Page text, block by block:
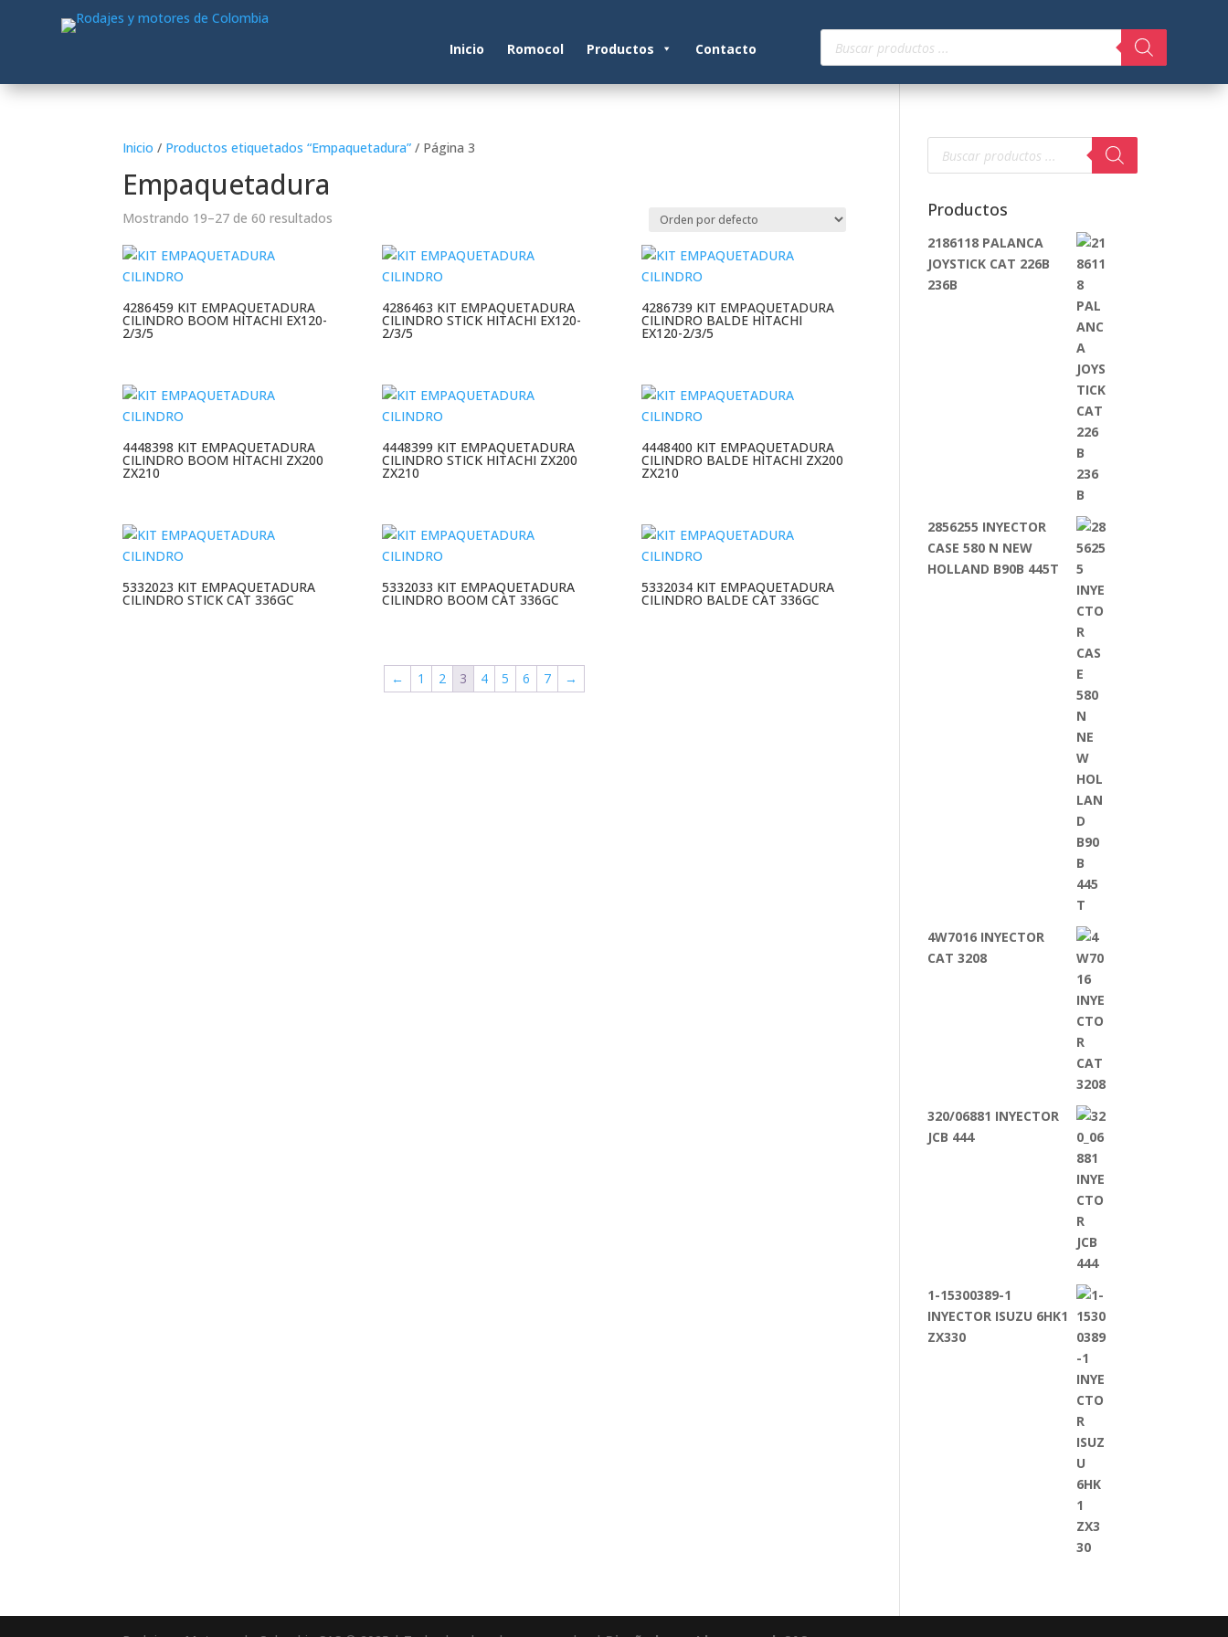
Inicio Romocol Productos Contacto
Búsqueda
productos
Inicio / Productos etiquetados “Empaquetadura” / Página 3
Empaquetadura
Mostrando 19–27 de 60 resultados
4286459 KIT EMPAQUETADURA
CILINDRO BOOM HITACHI EX120-
2/3/5
4286463 KIT EMPAQUETADURA
CILINDRO STICK HITACHI EX120-
2/3/5
4286739 KIT EMPAQUETADURA
CILINDRO BALDE HITACHI
EX120-2/3/5
4448398 KIT EMPAQUETADURA
CILINDRO BOOM HITACHI ZX200
ZX210
4448399 KIT EMPAQUETADURA
CILINDRO STICK HITACHI ZX200
ZX210
4448400 KIT EMPAQUETADURA
CILINDRO BALDE HITACHI ZX200
ZX210
5332023 KIT EMPAQUETADURA
CILINDRO STICK CAT 336GC
5332033 KIT EMPAQUETADURA
CILINDRO BOOM CAT 336GC
5332034 KIT EMPAQUETADURA
CILINDRO BALDE CAT 336GC
← 1 2 3 4 5 6 7 →
Búsqueda
productos
Productos
2186118 PALANCA
JOYSTICK CAT 226B
236B
2856255 INYECTOR
CASE 580 N NEW
HOLLAND B90B 445T
4W7016 INYECTOR
CAT 3208
320/06881 INYECTOR
JCB 444
1-15300389-1
INYECTOR ISUZU 6HK1
ZX330